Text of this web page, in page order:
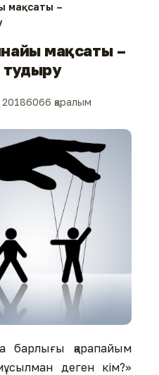
мақсаты –
мақсаты –
6066 қаралым
барлығы қарапайым
деген кім?»